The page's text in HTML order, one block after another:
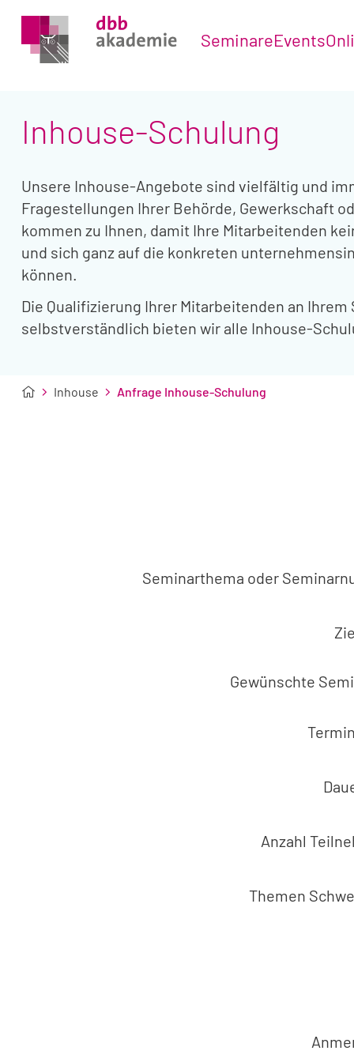
SeminareEvents
Inhouse-Schulung
Unsere Inhouse-Angebote sind vielfältig und
Fragestellungen Ihrer Behörde, Gewerkschaft
kommen zu Ihnen, damit Ihre Mitarbeitenden
und sich ganz auf die konkreten
können.
Die Qualifizierung Ihrer Mitarbeitenden an
selbstverständlich bieten wir alle Inhouse-
Inhouse Anfrage Inhouse-Schulung
Seminarthema oder
Gewünschte
Anzahl
Themen